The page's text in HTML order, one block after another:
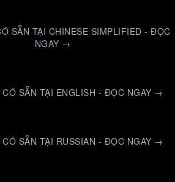
SẴN TẠI CHINESE SIMPLIFIED - ĐỌC
NGAY →
CÓ SẴN TẠI ENGLISH - ĐỌC NGAY →
CÓ SẴN TẠI RUSSIAN - ĐỌC NGAY →